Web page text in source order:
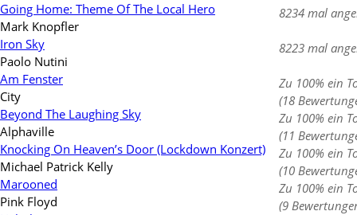
Going Home: Theme Of The Local Hero
8234 mal
Mark Knopfler
Iron Sky
8223 mal
Paolo Nutini
Am Fenster
Zu 100% ein
(18
City
Beyond The Laughing Sky
Zu 100% ein
(11
Alphaville
Knocking On Heaven’s Door (Lockdown Konzert)
Zu 100% ein
(10
Michael Patrick Kelly
Marooned
Zu 100% ein
(9
Pink Floyd